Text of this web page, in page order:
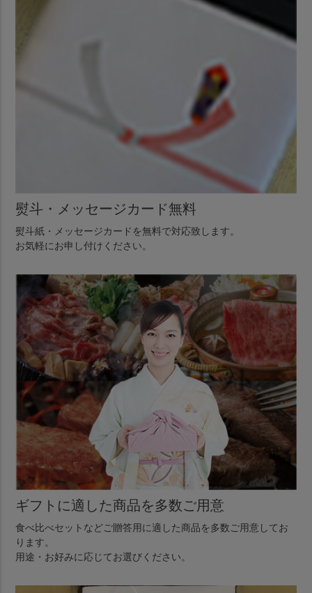
熨斗・メッセージカード無料
熨斗紙・メッセージカードを無料で対応致します。
お気軽にお申し付けください。
ギフトに適した商品を多数ご用意
食べ比べセットなどご贈答用に適した商品を多数ご用意してお
ります。
用途・お好みに応じてお選びください。